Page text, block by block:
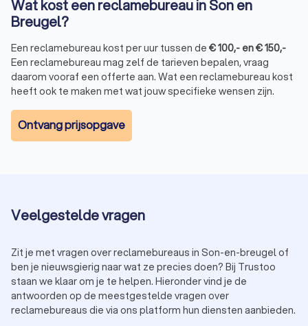
voor je bedrijf.
Website- en app-ontwikkeling:
en mobiele applicaties.
TV- en radioreclame:effectieve campagnes via
traditionele media.
Hoe kies je het beste reclamebureau in Son
en Breugel?
krijgen van de kwaliteit.
aansluit bij jouw wensen.
Budget:kies een bureau dat binnen je budget past
zonder in te leveren op kwaliteit.
Specialisaties: sommige bureaus focussen op
specifieke sectoren of marketingtechnieken.
Met Trustoo vind je eenvoudig de beste reclamebureaus in
Wat kost een reclamebureau in Son en
Breugel?
Een reclamebureau kost per uur tussen de €100,- en€150,-
Een reclamebureau mag zelf de tarieven bepalen, vraag
daarom vooraf een offerte aan. Wat een reclamebureau kost
heeft ook te maken met wat jouw specifieke wensen zijn.
Ontvang prijsopgave
Veelgestelde vragen
Zit je met vragen over reclamebureaus in Son-en-breugel of
ben je nieuwsgierig naar wat ze precies doen? Bij Trustoo
staan we klaar om je te helpen. Hieronder vind je de
antwoorden op de meestgestelde vragen over
reclamebureaus die via ons platform hun diensten aanbieden.